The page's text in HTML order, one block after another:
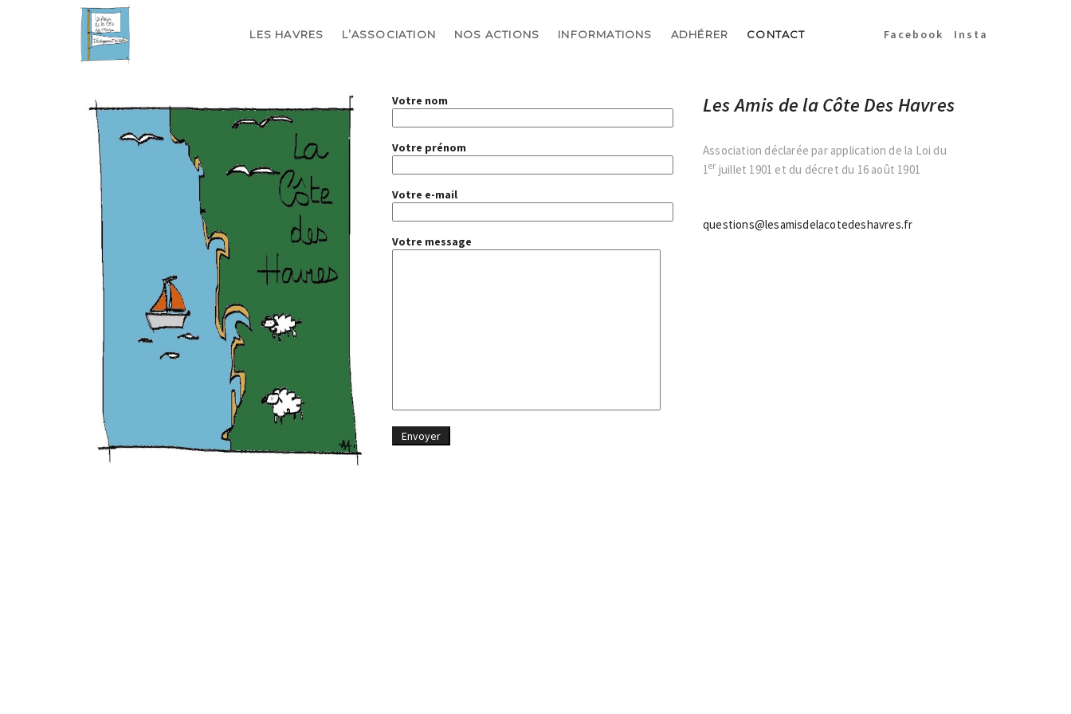
LES HAVRES L’ASSOCIATION NOS ACTIONS INFORMATIONS ADHÉRER CONTACT Facebook Insta
Votre nom
Votre prénom
Votre e-mail
Votre message
Les Amis de la Côte Des Havres
Association déclarée par application de la Loi du
1er juillet 1901 et du décret du 16 août 1901
questions@lesamisdelacotedeshavres.fr